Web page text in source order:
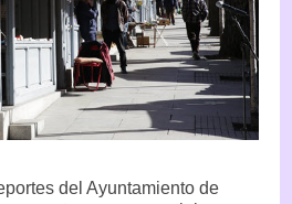
del Ayuntamiento de